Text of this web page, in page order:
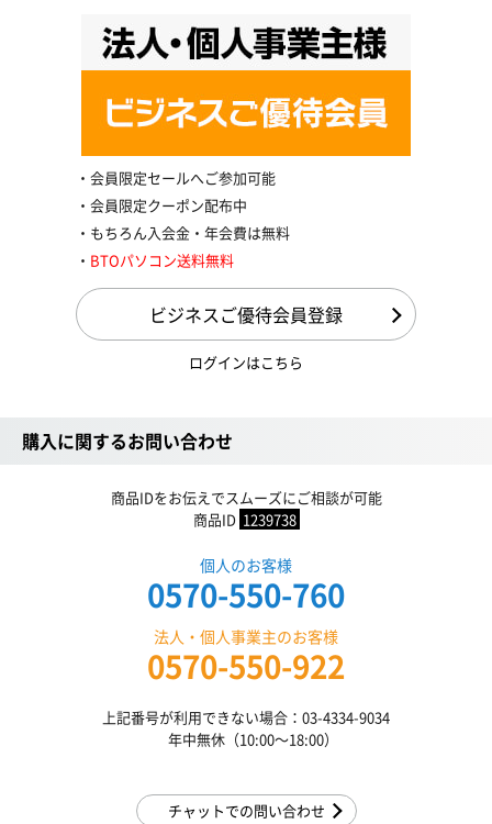
会員限定セールへご参加可能
会員限定クーポン配布中
もちろん入会金・年会費は無料
BTOパソコン送料無料
ビジネスご優待会員登録
ログインはこちら
購入に関するお問い合わせ
商品IDをお伝えでスムーズにご相談が可能
商品ID 1239738
個人のお客様
0570-550-760
法人・個人事業主のお客様
0570-550-922
上記番号が利用できない場合：03-4334-9034
年中無休（10:00〜18:00）
チャットでの問い合わせ